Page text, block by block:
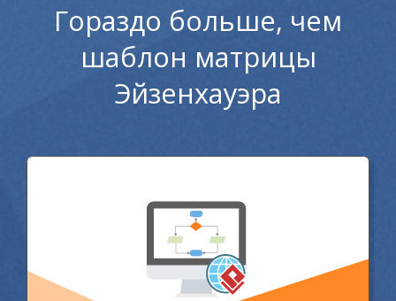
Гораздо больше, чем
шаблон матрицы
Эйзенхауэра